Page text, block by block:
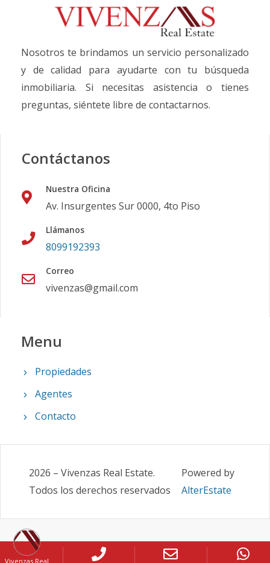
Vivenzas Real
Nosotros te brindamos un servicio personalizado
y de calidad para ayudarte con tu búsqueda
inmobiliaria. Si necesitas asistencia o tienes
preguntas, siéntete libre de contactarnos.
Contáctanos
Nuestra Oficina
Av. Insurgentes Sur 0000, 4to Piso
Llámanos
8099192393
Correo
vivenzas@gmail.com
Menu
Propiedades
Agentes
Contacto
2026 – Vivenzas Real Estate.
Todos los derechos reservados
Powered by
AlterEstate